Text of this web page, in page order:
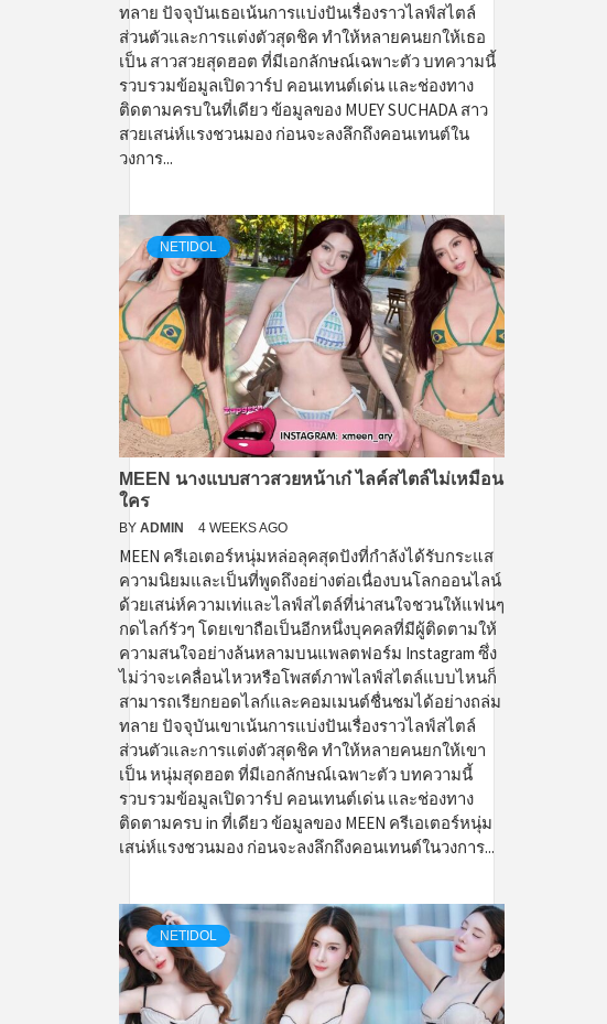
ทลาย ปัจจุบันเธอเน้นการแบ่งปันเรื่องราวไลฟ์สไตล์
ส่วนตัวและการแต่งตัวสุดชิค ทำให้หลายคนยกให้เธอ
เป็น สาวสวยสุดฮอต ที่มีเอกลักษณ์เฉพาะตัว บทความนี้
รวบรวมข้อมูลเปิดวาร์ป คอนเทนต์เด่น และช่องทาง
ติดตามครบในที่เดียว ข้อมูลของ MUEY SUCHADA สาว
สวยเสน่ห์แรงชวนมอง ก่อนจะลงลึกถึงคอนเทนต์ใน
วงการ...
NETIDOL
MEEN นางแบบสาวสวยหน้าเก๋ ไลค์สไตล์ไม่เหมือน
ใคร
BY ADMIN 4 WEEKS AGO
MEEN ครีเอเตอร์หนุ่มหล่อลุคสุดปังที่กำลังได้รับกระแส
ความนิยมและเป็นที่พูดถึงอย่างต่อเนื่องบนโลกออนไลน์
ด้วยเสน่ห์ความเท่และไลฟ์สไตล์ที่น่าสนใจชวนให้แฟนๆ
กดไลก์รัวๆ โดยเขาถือเป็นอีกหนึ่งบุคคลที่มีผู้ติดตามให้
ความสนใจอย่างล้นหลามบนแพลตฟอร์ม Instagram ซึ่ง
ไม่ว่าจะเคลื่อนไหวหรือโพสต์ภาพไลฟ์สไตล์แบบไหนก็
สามารถเรียกยอดไลก์และคอมเมนต์ชื่นชมได้อย่างถล่ม
ทลาย ปัจจุบันเขาเน้นการแบ่งปันเรื่องราวไลฟ์สไตล์
ส่วนตัวและการแต่งตัวสุดชิค ทำให้หลายคนยกให้เขา
เป็น หนุ่มสุดฮอต ที่มีเอกลักษณ์เฉพาะตัว บทความนี้
รวบรวมข้อมูลเปิดวาร์ป คอนเทนต์เด่น และช่องทาง
ติดตามครบ in ที่เดียว ข้อมูลของ MEEN ครีเอเตอร์หนุ่ม
เสน่ห์แรงชวนมอง ก่อนจะลงลึกถึงคอนเทนต์ในวงการ...
NETIDOL